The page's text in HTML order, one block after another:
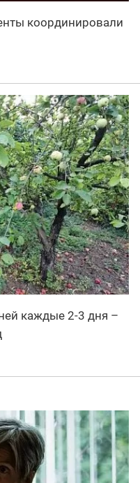
координировали
каждые 2-3 дня –